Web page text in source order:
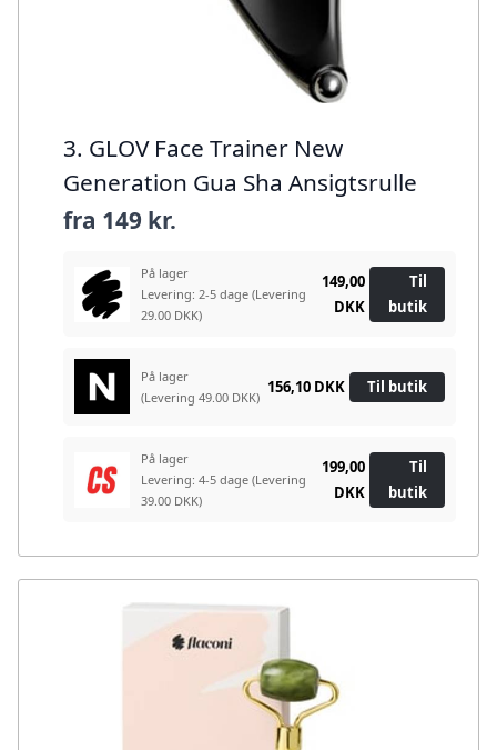
3. GLOV Face Trainer New
Generation Gua Sha Ansigtsrulle
fra 149 kr.
På lager
Levering: 2-5 dage (Levering
29.00 DKK)
149,00
DKK
Til
butik
På lager
(Levering 49.00 DKK)
156,10 DKK Til butik
På lager
Levering: 4-5 dage (Levering
39.00 DKK)
199,00
DKK
Til
butik